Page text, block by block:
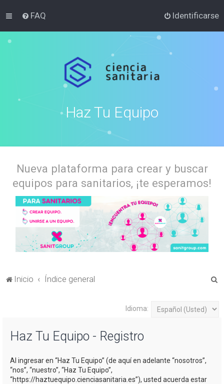
FAQ Identificarse
Haz Tu Equipo
Nueva plataforma para crear y buscar
equipos para sanitarios, ¡te esperamos!
Inicio Índice general
Idioma:
Haz Tu Equipo - Registro
Al ingresar en “Haz Tu Equipo” (de aquí en adelante “nosotros”,
“nos”, “nuestro”, “Haz Tu Equipo”,
“https://haztuequipo.cienciasanitaria.es”), usted acuerda estar